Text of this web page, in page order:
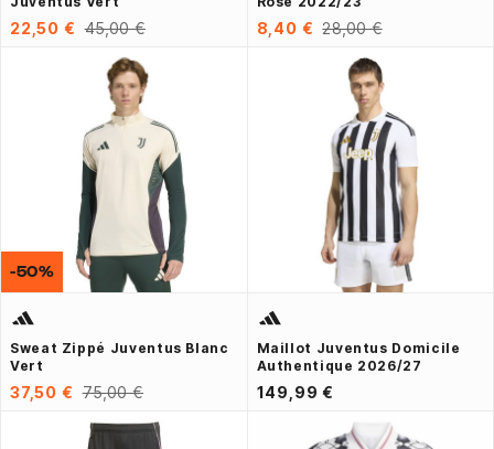
22,50 € 45,00 € 8,40 € 28,00 €
Sweat Zippé Juventus Blanc
Vert
37,50 € 75,00 €
-50%
Maillot Juventus Domicile
Authentique 2026/27
149,99 €